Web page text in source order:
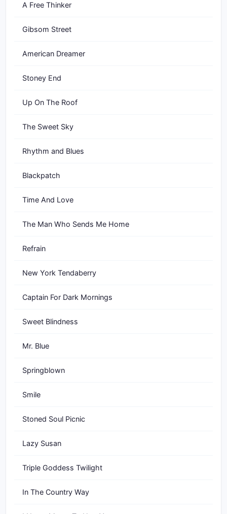
A Free Thinker
Gibsom Street
American Dreamer
Stoney End
Up On The Roof
The Sweet Sky
Rhythm and Blues
Blackpatch
Time And Love
The Man Who Sends Me Home
Refrain
New York Tendaberry
Captain For Dark Mornings
Sweet Blindness
Mr. Blue
Springblown
Smile
Stoned Soul Picnic
Lazy Susan
Triple Goddess Twilight
In The Country Way